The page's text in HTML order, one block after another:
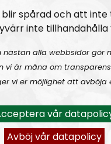
och
med
att
sätt din
spårad och att
inte tillhandahålla
alla webbsidor gör
vi är måna om
vi er möjlighet att avböja
vår
Avböj vår datapolicy